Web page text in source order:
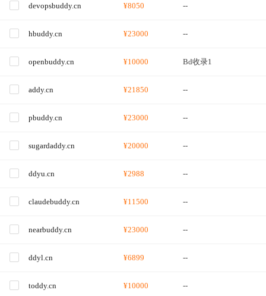
devopsbuddy.cn ¥8050 --
hbuddy.cn ¥23000 --
openbuddy.cn ¥10000 Bd收录1
addy.cn ¥21850 --
pbuddy.cn ¥23000 --
sugardaddy.cn ¥20000 --
ddyu.cn ¥2988 --
claudebuddy.cn ¥11500 --
nearbuddy.cn ¥23000 --
ddyl.cn ¥6899 --
toddy.cn ¥10000 --